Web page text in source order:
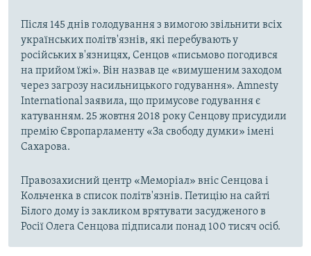
Після 145 днів голодування з вимогою звільнити всіх
українських політв'язнів, які перебувають у
російських в'язницях, Сенцов «письмово погодився
на прийом їжі». Він назвав це «вимушеним заходом
через загрозу насильницького годування». Amnesty
International заявила, що примусове годування є
катуванням. 25 жовтня 2018 року Сенцову присудили
премію Європарламенту «За свободу думки» імені
Сахарова.
Правозахисний центр «Меморіал» вніс Сенцова і
Кольченка в список політв'язнів. Петицію на сайті
Білого дому із закликом врятувати засудженого в
Росії Олега Сенцова підписали понад 100 тисяч осіб.